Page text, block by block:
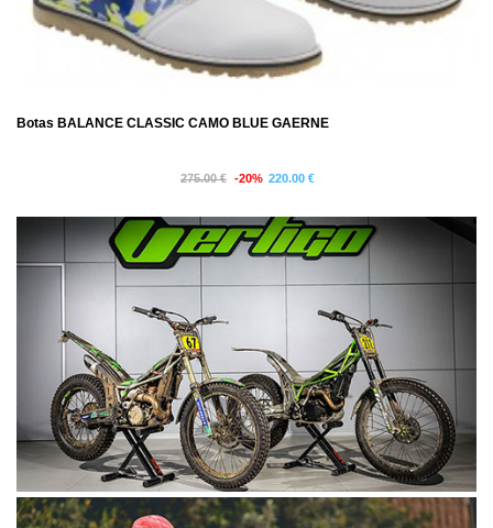
Botas BALANCE CLASSIC CAMO BLUE GAERNE
275.00 € -20% 220.00 €